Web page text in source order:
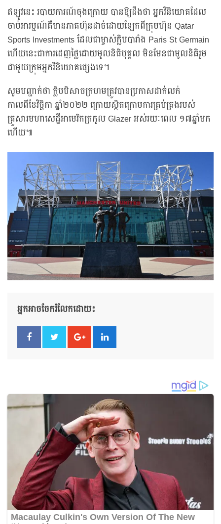
ឥឡូវនេះ របាយការណ៍ចុងក្រោយ បានឱ្យដឹងថា អ្នកវិនិយោគដែល
ចាប់អារម្មណ៍គឺមានភាគហ៊ុនដាច់ដោយឡែកពីក្រុមហ៊ុន Qatar
Sports Investments ដែលជាម្ចាស់ក្លិបបារាំង Paris St Germain
ហើយនេះជាការដេញថ្លៃដោយមូលនិធិបុគ្គល មិនមែនជាមូលនិធិរួម
ជាមួយក្រុមអ្នកវិនិយោគផ្សេងទេ។
សូមបញ្ជាក់ថា ក្លិបបិសាចក្រហមត្រូវបានប្រកាសដាក់លក់
កាលពីខែវិច្ឆិកា ឆ្នាំ២០២២ ក្រោយស្ថិតក្រោមការគ្រប់គ្រងរបស់
គ្រួសារមហាសេដ្ឋីអាមេរិកត្រកូល Glazer អស់រយៈពេល ១៧ឆ្នាំមក
ហើយ៕
អ្នកអាចចែករំលែកដោយ៖